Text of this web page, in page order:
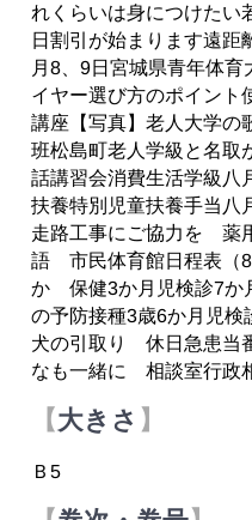
れくらいは身につけた
日割引が始まります遠
月8、9日宮城県青年体
イヤー選び方のポイン
講座【写真】老人大学の
班松島町老人学級と名取
話講習会消費生活学級
扶養特別児童扶養手当八
走路工事にご協力を 薬
語 市民体育館日程表（
か 保健3か月児検診7か
の予防接種3歳6か月児
犬の引取り 休日急患当
なも一緒に 相談室行政
大きさ
Ｂ5